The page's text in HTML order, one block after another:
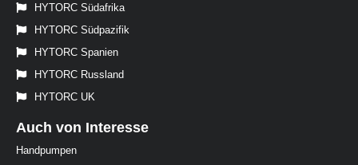
HYTORC Südafrika
HYTORC Südpazifik
HYTORC Spanien
HYTORC Russland
HYTORC UK
Auch von Interesse
Handpumpen